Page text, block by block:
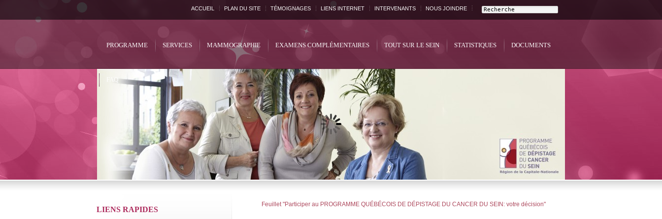
ACCUEIL PLAN DU SITE TÉMOIGNAGES LIENS INTERNET INTERVENANTS NOUS JOINDRE
PROGRAMME SERVICES MAMMOGRAPHIE EXAMENS COMPLÉMENTAIRES TOUT SUR LE SEIN STATISTIQUES DOCUMENTS
FAQ
Feuillet "Participer au PROGRAMME QUÉBÉCOIS DE DÉPISTAGE DU CANCER DU SEIN: votre décision"
LIENS RAPIDES